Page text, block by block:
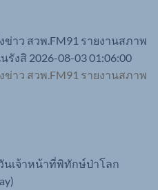
ข่าว สวพ.FM91 รายงานสภาพ
รังสิ 2026-08-03 01:06:00
ข่าว สวพ.FM91 รายงานสภาพ
นเจ้าหน้าที่พิทักษ์ป่าโลก